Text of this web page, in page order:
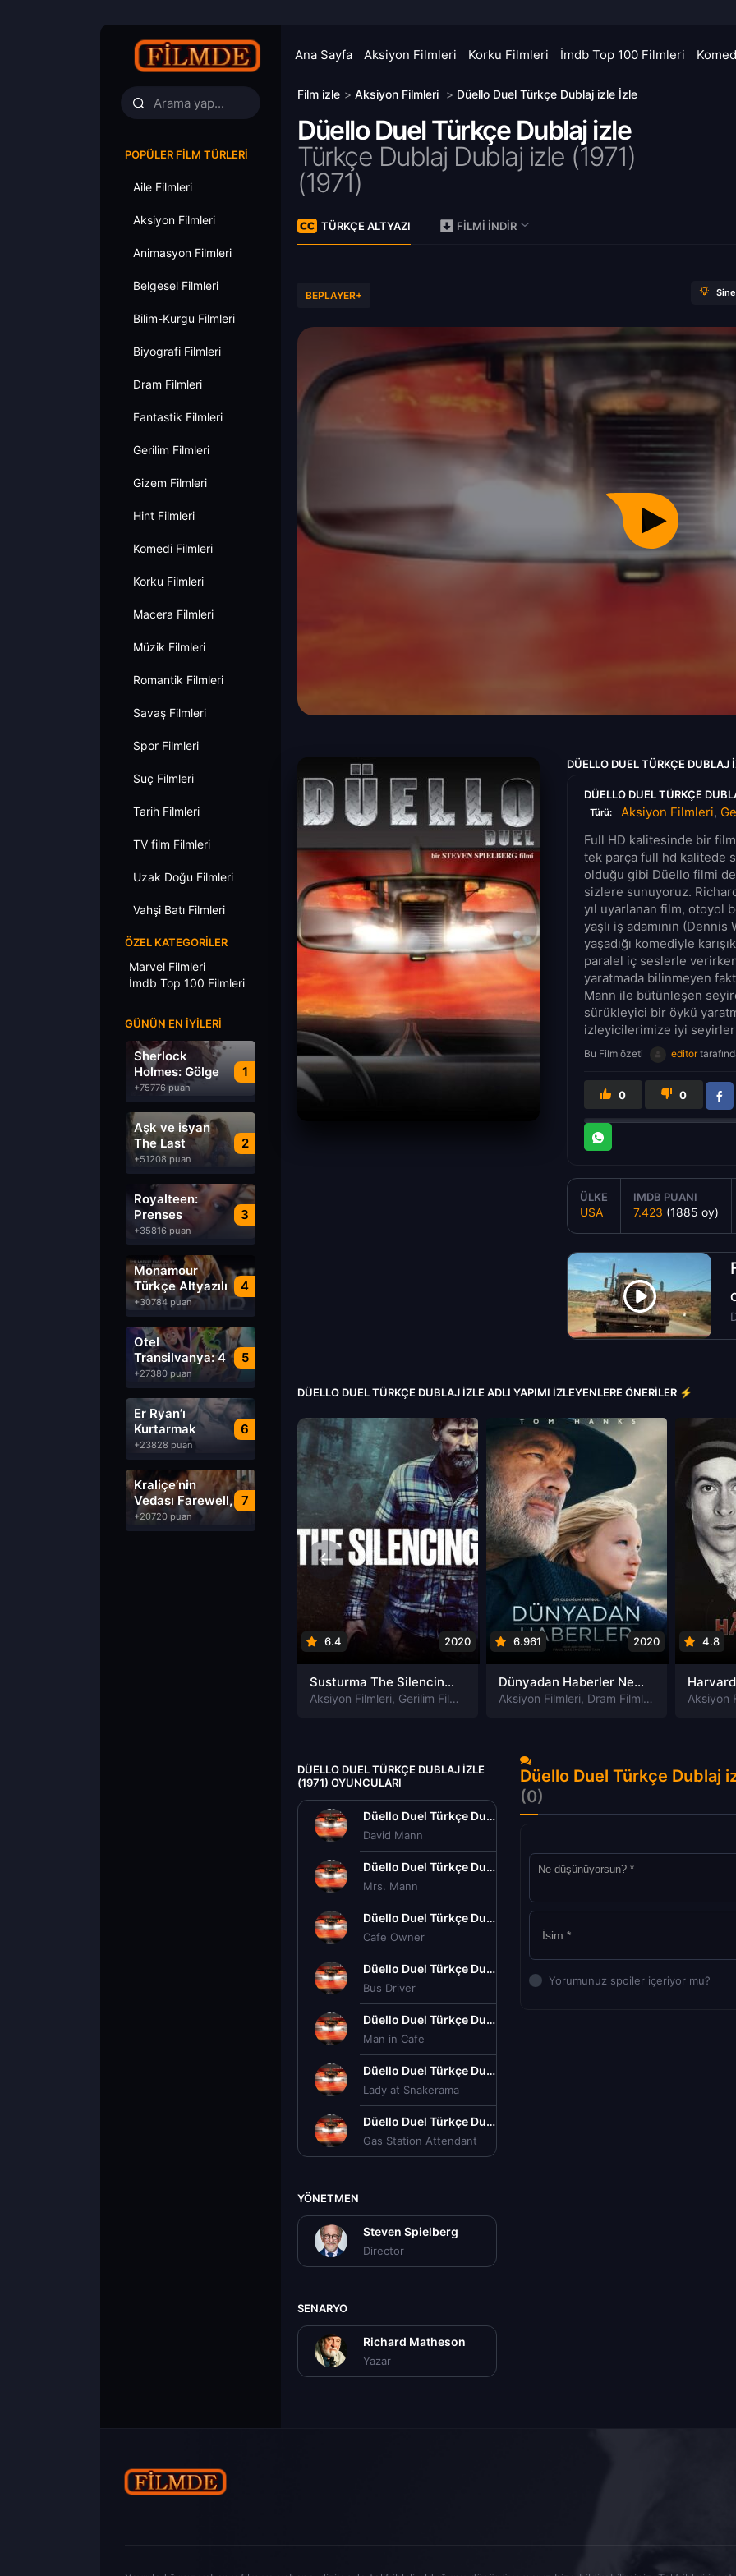
Ana Sayfa Aksiyon Filmleri Korku Filmleri İmdb Top 100 Filmleri
POPÜLER FILM TÜRLERI
Aile Filmleri
Aksiyon Filmleri
Animasyon Filmleri
Belgesel Filmleri
Bilim-Kurgu Filmleri
Biyografi Filmleri
Dram Filmleri
Fantastik Filmleri
Gerilim Filmleri
Gizem Filmleri
Hint Filmleri
Komedi Filmleri
Korku Filmleri
Macera Filmleri
Müzik Filmleri
Romantik Filmleri
Savaş Filmleri
Spor Filmleri
Suç Filmleri
Tarih Filmleri
TV film Filmleri
Uzak Doğu Filmleri
Vahşi Batı Filmleri
ÖZEL KATEGORILER
Marvel Filmleri
İmdb Top 100 Filmleri
GÜNÜN EN İYILERI
1
Sherlock
Holmes: Gölge
Oyunları
+75776 puan
2
Aşk ve isyan
The Last
Parasido izle
+51208 puan
3
Royalteen:
Prenses
Margrethe izle
+35816 puan
4
Monamour
Türkçe Altyazılı
izle
+30784 puan
5
Otel
Transilvanya: 4
Transformanya
izle
+27380 puan
6
Er Ryan’ı
Kurtarmak
Saving Private
Ryan Türkçe
Dublaj izle
+23828 puan
7
Kraliçe’nin
Vedası Farewell,
My Queen izle
+20720 puan
Film izle > Aksiyon Filmleri > Düello Duel Türkçe Dublaj izle İzle
Düello Duel Türkçe Dublaj izle
Türkçe Dublaj Dublaj izle (1971)
(1971)
TÜRKÇE ALTYAZI FILMI İNDIR
BEPLAYER+
DÜELLO DUEL TÜRKÇE DUBLAJ
DÜELLO DUEL TÜRKÇE
Türü: Aksiyon Filmleri,
Full HD kalitesinde bir
tek parça full hd kalitede
olduğu gibi Düello filmi
sizlere sunuyoruz.
yıl uyarlanan film, otoyol
yaşlı iş adamının (Dennis
yaşadığı komediyle
paralel iç seslerle
yaratmada bilinmeyen
Mann ile bütünleşen
sürükleyici bir öykü
izleyicilerimize iyi
Bu Film özeti editor
0 0
ÜLKE
USA
IMDB PUANI
7.423 (1885 oy)
DÜELLO DUEL TÜRKÇE DUBLAJ IZLE ADLI YAPIMI İZLEYENLERE ÖNERILER ⚡
6.4 2020
Susturma The Silencing izle
Aksiyon Filmleri, Gerilim Filmleri Gizem Filmleri,Suç Filmleri
6.961 2020
Dünyadan Haberler News of the World izle
Aksiyon Filmleri, Dram Filmleri Macera
4.8
Aksiyon
DÜELLO DUEL TÜRKÇE DUBLAJ IZLE
(1971) OYUNCULARI
Düello Duel Türkçe Dublaj izle (1971)
David Mann
Düello Duel Türkçe Dublaj izle (1971)
Mrs. Mann
Düello Duel Türkçe Dublaj izle (1971)
Cafe Owner
Düello Duel Türkçe Dublaj izle (1971)
Bus Driver
Düello Duel Türkçe Dublaj izle (1971)
Man in Cafe
Düello Duel Türkçe Dublaj izle (1971)
Lady at Snakerama
Düello Duel Türkçe Dublaj izle (1971)
Gas Station Attendant
YÖNETMEN
Steven Spielberg
Director
SENARYO
Richard Matheson
Yazar
Düello Duel Türkçe Dublaj
(0)
Yorumunuz spoiler içeriyor mu?